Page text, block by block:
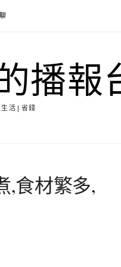
播報
活|省錢
,食材繁多,